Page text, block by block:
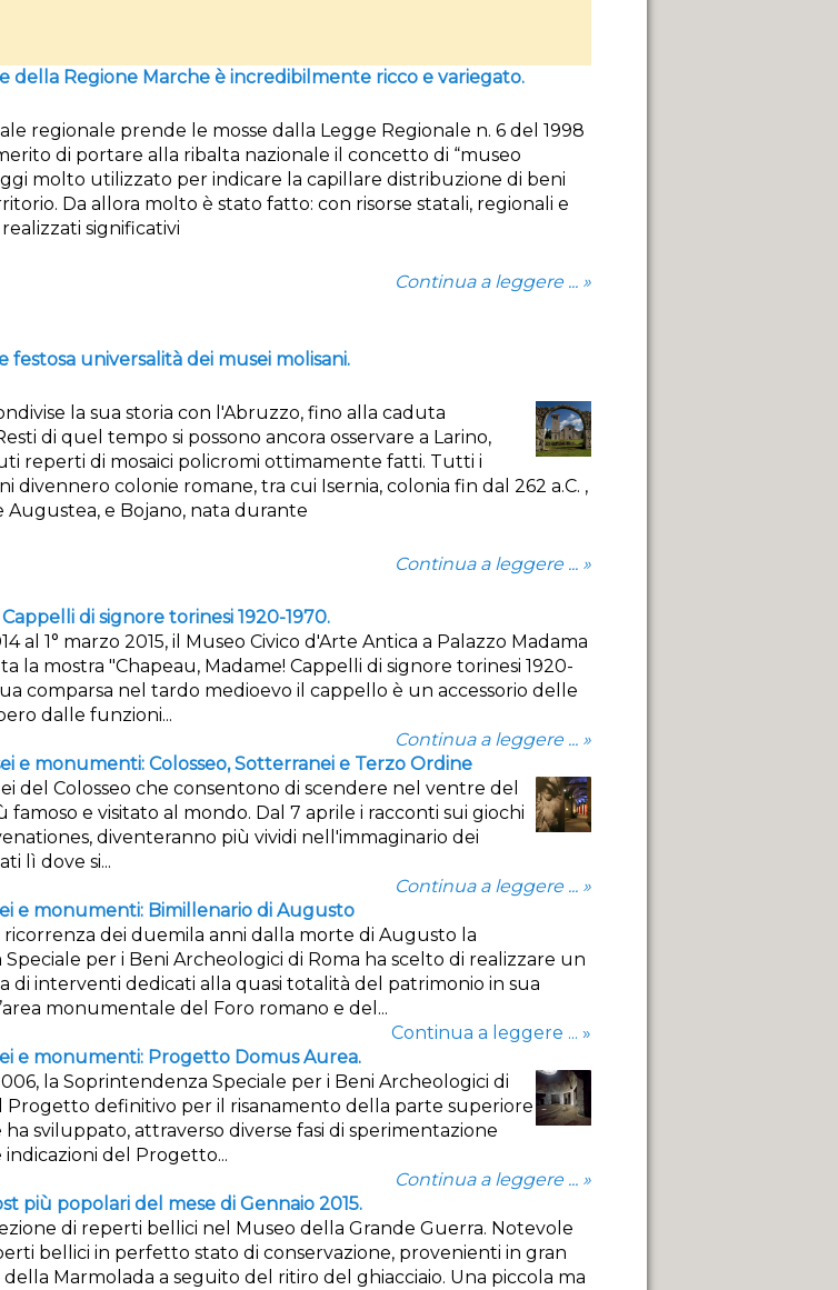
2013.
2013.
storica della telefonia.
della Regione Marche è incredibilmente ricco e variegato.
regionale prende le mosse dalla Legge Regionale n. 6 del 1998
di portare alla ribalta nazionale il concetto di “museo
molto utilizzato per indicare la capillare distribuzione di beni
Da allora molto è stato fatto: con risorse statali, regionali e
significativi
Continua a leggere ... »
festosa universalità dei musei molisani.
la sua storia con l'Abruzzo, fino alla caduta
di quel tempo si possono ancora osservare a Larino,
reperti di mosaici policromi ottimamente fatti. Tutti i
divennero colonie romane, tra cui Isernia, colonia fin dal 262 a.C. ,
Augustea, e Bojano, nata durante
Continua a leggere ... »
di signore torinesi 1920-1970.
al 1° marzo 2015, il Museo Civico d'Arte Antica a Palazzo Madama
la mostra "Chapeau, Madame! Cappelli di signore torinesi 1920-
comparsa nel tardo medioevo il cappello è un accessorio delle
dalle funzioni...
Continua a leggere ... »
e monumenti: Colosseo, Sotterranei e Terzo Ordine
del Colosseo che consentono di scendere nel ventre del
e visitato al mondo. Dal 7 aprile i racconti sui giochi
diventeranno più vividi nell'immaginario dei
lì dove si...
Continua a leggere ... »
e monumenti: Bimillenario di Augusto
dei duemila anni dalla morte di Augusto la
per i Beni Archeologici di Roma ha scelto di realizzare un
di interventi dedicati alla quasi totalità del patrimonio in sua
monumentale del Foro romano e del...
Continua a leggere ... »
e monumenti: Progetto Domus Aurea.
la Soprintendenza Speciale per i Beni Archeologici di
Progetto definitivo per il risanamento della parte superiore
sviluppato, attraverso diverse fasi di sperimentazione
del Progetto...
Continua a leggere ... »
più popolari del mese di Gennaio 2015.
di reperti bellici nel Museo della Grande Guerra. Notevole
bellici in perfetto stato di conservazione, provenienti in gran
Marmolada a seguito del ritiro del ghiacciaio. Una piccola ma